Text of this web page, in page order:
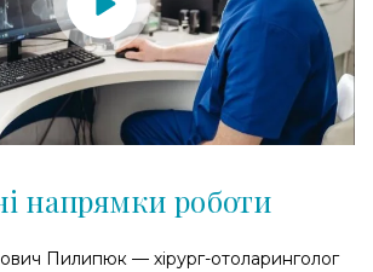
напрямки роботи
Пилипюк — хірург-отоларинголог